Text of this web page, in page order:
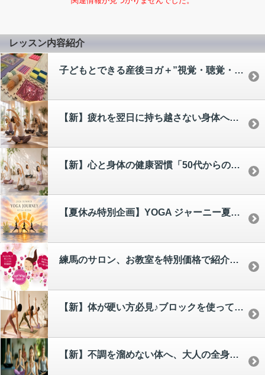
レッスン内容紹介
子どもとできる産後ヨガ＋”視覚・聴覚・触覚”を鍛えます！講座(子育て応援券利用可) ＠練馬スタジオ
【新】疲れを翌日に持ち越さない身体へ「めぐり改善ヨガ」[yumi]
【新】心と身体の健康習慣「50代からのやさしいヨガ」[hiroe]
【夏休み特別企画】YOGA ジャーニー夏編〜整える、そして高める(8/11〜8/13)
練馬のサロン、お教室を特別価格で紹介！「ネリヨガセレクト」
【新】体が硬い方必見♪ブロックを使って無理なく「骨盤・肩甲骨」大解放ヨガ[satoko]
【新】不調を溜めない体へ、大人の全身メンテナンス「アンチエイジングヨガ」[yumi]